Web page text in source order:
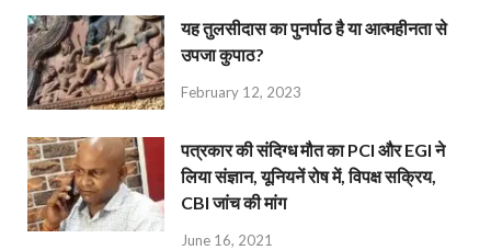
यह तुलसीदास का पुनर्पाठ है या आत्महीनता से
उपजा कुपाठ?
February 12, 2023
पत्रकार की संदिग्ध मौत का PCI और EGI ने
लिया संज्ञान, यूनियनें रोष में, विपक्ष सक्रिय,
CBI जांच की मांग
June 16, 2021